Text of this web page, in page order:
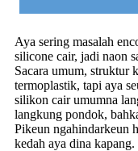
Aya sering masalah
silicone cair, jadi naon
Sacara umum, struktur
termoplastik, tapi aya
silikon cair umumna
langkung pondok,
Pikeun ngahindarkeun
kedah aya dina kapang.